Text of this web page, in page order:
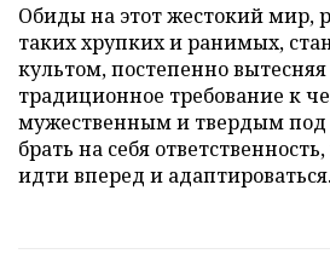
Обиды на этот жестокий мир,
таких хрупких и ранимых,
культом, постепенно
традиционное требование к
мужественным и твердым под
брать на себя
идти вперед и адаптироваться.